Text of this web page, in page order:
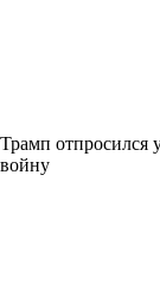
Трамп отпросился
войну